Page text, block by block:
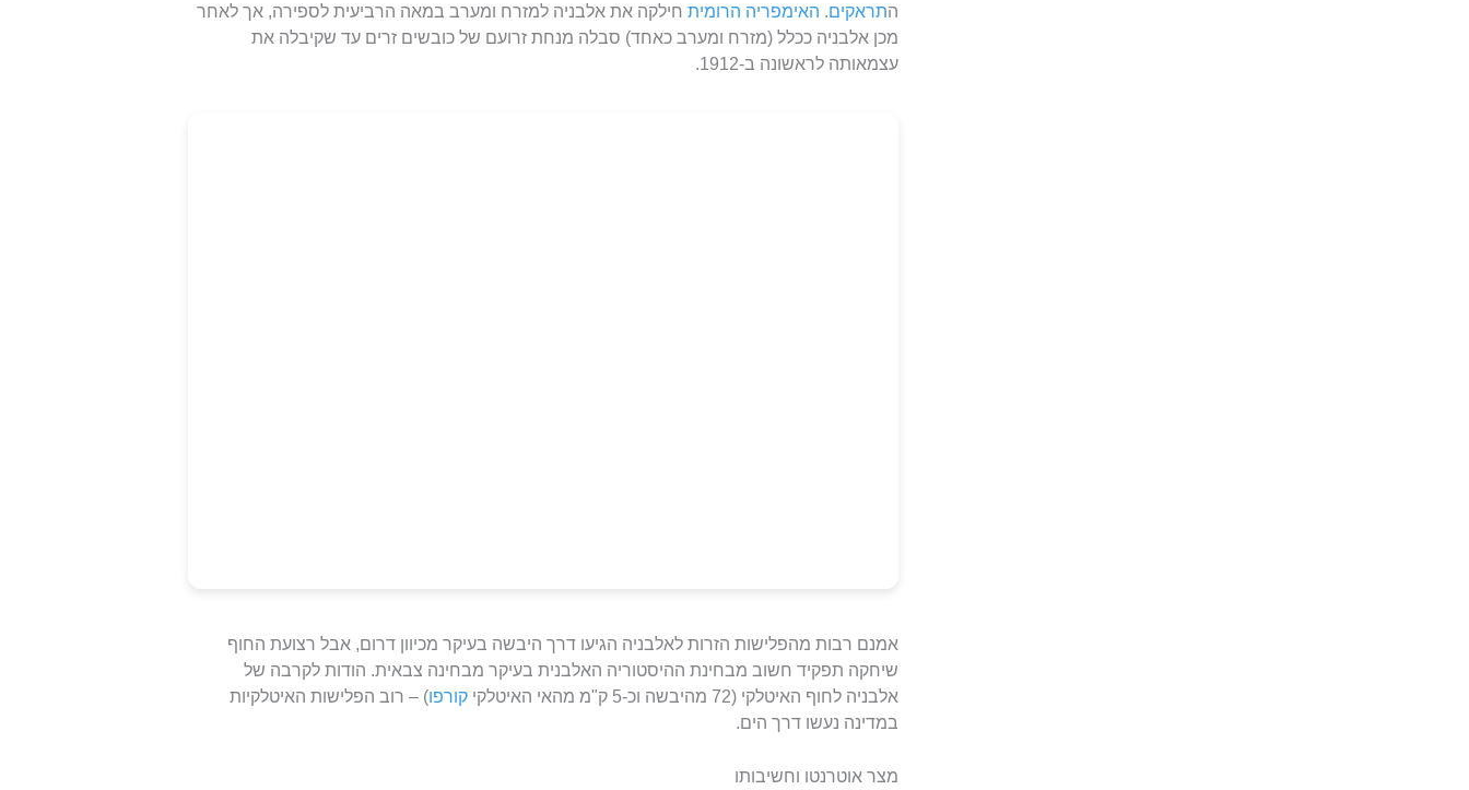
התראקים. האימפריה הרומית חילקה את אלבניה למזרח ומערב במאה הרביעית לספירה, אך לאחר
מכן אלבניה ככלל (מזרח ומערב כאחד) סבלה מנחת זרועם של כובשים זרים עד שקיבלה את
עצמאותה לראשונה ב-1912.
אמנם רבות מהפלישות הזרות לאלבניה הגיעו דרך היבשה בעיקר מכיוון דרום, אבל רצועת החוף
שיחקה תפקיד חשוב מבחינת ההיסטוריה האלבנית בעיקר מבחינה צבאית. הודות לקרבה של
אלבניה לחוף האיטלקי (72 מהיבשה וכ-5 ק"מ מהאי האיטלקי
קורפו) – רוב הפלישות האיטלקיות
במדינה נעשו דרך הים.
מצר אוטרנטו וחשיבותו